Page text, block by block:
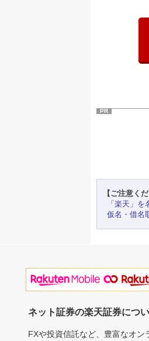
PR
【ご注意くだ
「楽天」
仮名・借名
ネット証券の楽天証券につ
FXや投資信託など、豊富なオ